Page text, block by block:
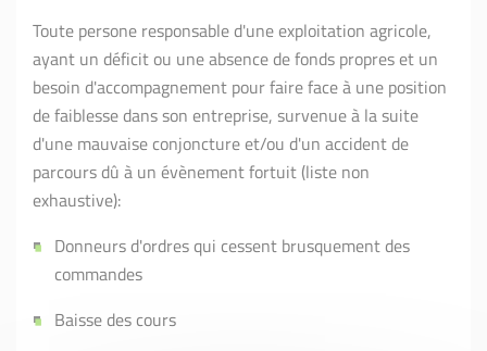
Toute persone responsable d'une exploitation agricole,
ayant un déficit ou une absence de fonds propres et un
besoin d'accompagnement pour faire face à une position
de faiblesse dans son entreprise, survenue à la suite
d'une mauvaise conjoncture et/ou d'un accident de
parcours dû à un évènement fortuit (liste non
exhaustive):
Donneurs d'ordres qui cessent brusquement des
commandes
Baisse des cours